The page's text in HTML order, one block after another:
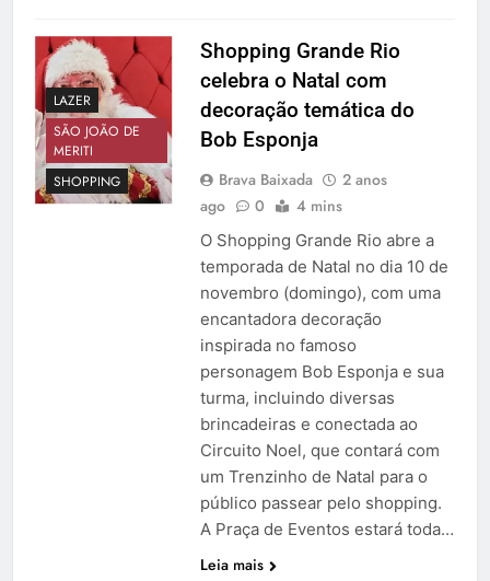
LAZER
SÃO JOÃO DE
MERITI
SHOPPING
Shopping Grande Rio
celebra o Natal com
decoração temática do
Bob Esponja
Brava Baixada
2 anos
ago
0 4 mins
O Shopping Grande Rio abre a
temporada de Natal no dia 10 de
novembro (domingo), com uma
encantadora decoração
inspirada no famoso
personagem Bob Esponja e sua
turma, incluindo diversas
brincadeiras e conectada ao
Circuito Noel, que contará com
um Trenzinho de Natal para o
público passear pelo shopping.
A Praça de Eventos estará toda…
Leia mais